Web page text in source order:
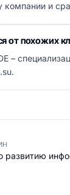
и
от похожих
–
развитию